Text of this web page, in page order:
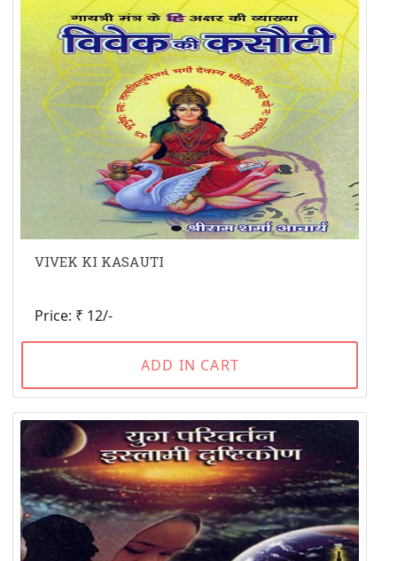
VIVEK KI KASAUTI
Price: ₹ 12/-
ADD IN CART